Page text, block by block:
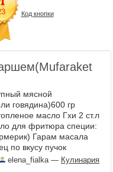
Код кнопки
мясной
говядина)600 гр
масло Гхи 2 ст.л
для фритюра специи:
Гарам масала
по вкусу пучок
: ...
elena_fialka— Кулинария